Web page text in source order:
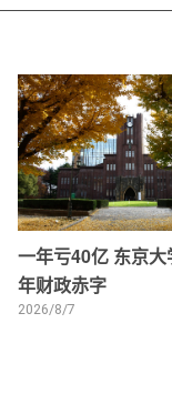
一年亏40亿 东京
年财政赤字
2026/8/7